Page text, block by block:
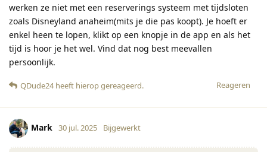
werken ze niet met een reserverings systeem met tijdsloten
zoals Disneyland anaheim(mits je die pas koopt). Je hoeft er
enkel heen te lopen, klikt op een knopje in de app en als het
tijd is hoor je het wel. Vind dat nog best meevallen
persoonlijk.
Reageren
QDude24heeft hierop gereageerd.
Mark 30 jul. 2025 Bijgewerkt